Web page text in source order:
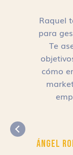
Raquel
para
Te
cómo
Ángel